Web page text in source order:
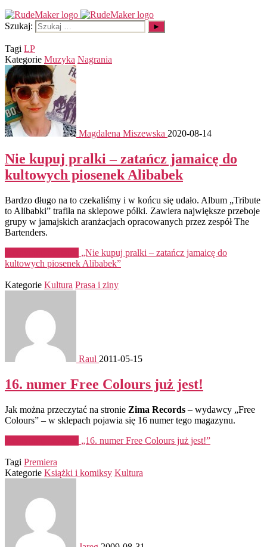
Szukaj:
Tagi LP
Kategorie Muzyka Nagrania
Magdalena Miszewska 2020-08-14
Nie kupuj pralki – zatańcz jamaicę do
kultowych piosenek Alibabek
Bardzo długo na to czekaliśmy i w końcu się udało. Album „Tribute
to Alibabki” trafiła na sklepowe półki. Zawiera największe przeboje
grupy w jamajskich aranżacjach opracowanych przez zespół The
Bartenders.
„Nie kupuj pralki – zatańcz jamaicę do
kultowych piosenek Alibabek”
Kategorie Kultura Prasa i ziny
Raul 2011-05-15
16. numer Free Colours już jest!
Jak można przeczytać na stronie Zima Records – wydawcy „Free
Colours” – w sklepach pojawia się 16 numer tego magazynu.
„16. numer Free Colours już jest!”
Tagi Premiera
Kategorie Książki i komiksy Kultura